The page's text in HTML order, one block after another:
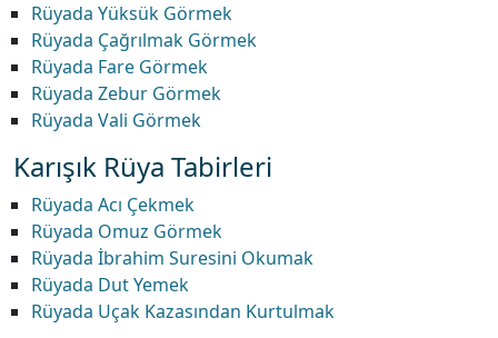
Rüyada Yüksük Görmek
Rüyada Çağrılmak Görmek
Rüyada Fare Görmek
Rüyada Zebur Görmek
Rüyada Vali Görmek
Karışık Rüya Tabirleri
Rüyada Acı Çekmek
Rüyada Omuz Görmek
Rüyada İbrahim Suresini Okumak
Rüyada Dut Yemek
Rüyada Uçak Kazasından Kurtulmak